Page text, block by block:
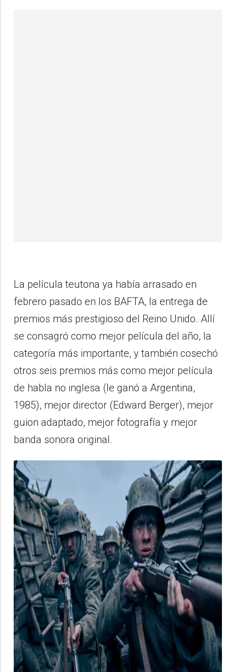
La película teutona ya había arrasado en
febrero pasado en los BAFTA, la entrega de
premios más prestigioso del Reino Unido. Allí
se consagró como mejor película del año, la
categoría más importante, y también cosechó
otros seis premios más como mejor película
de habla no inglesa (le ganó a Argentina,
1985), mejor director (Edward Berger), mejor
guion adaptado, mejor fotografía y mejor
banda sonora original.